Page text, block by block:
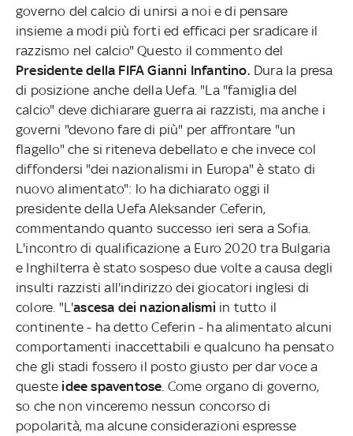
governo del calcio di unirsi a noi e di pensare
insieme a modi più forti ed efficaci per sradicare il
razzismo nel calcio" Questo il commento del
Presidente della FIFA Gianni Infantino. Dura la presa
di posizione anche della Uefa. "La "famiglia del
calcio" deve dichiarare guerra ai razzisti, ma anche i
governi "devono fare di più" per affrontare "un
flagello" che si riteneva debellato e che invece col
diffondersi "dei nazionalismi in Europa" è stato di
nuovo alimentato": lo ha dichiarato oggi il
presidente della Uefa Aleksander Ceferin,
commentando quanto successo ieri sera a Sofia.
L'incontro di qualificazione a Euro 2020 tra Bulgaria
e Inghilterra è stato sospeso due volte a causa degli
insulti razzisti all'indirizzo dei giocatori inglesi di
colore. "L'ascesa dei nazionalismi in tutto il
continente - ha detto Ceferin - ha alimentato alcuni
comportamenti inaccettabili e qualcuno ha pensato
che gli stadi fossero il posto giusto per dar voce a
queste idee spaventose . Come organo di governo,
so che non vinceremo nessun concorso di
popolarità, ma alcune considerazioni espresse